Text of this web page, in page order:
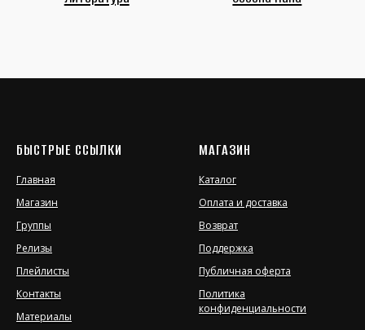
БЫСТРЫЕ ССЫЛКИ
Главная
Магазин
Группы
Релизы
Плейлисты
Контакты
Материалы
МАГАЗИН
Каталог
Оплата и доставка
Возврат
Поддержка
Публичная оферта
Политика
конфиденциальности